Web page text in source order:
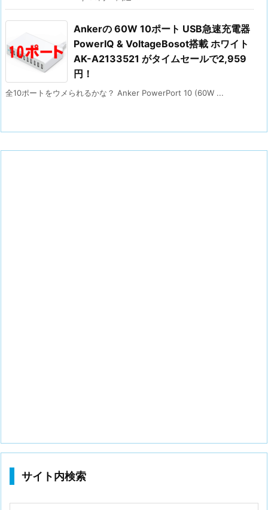
Ankerの 60W 10ポート USB急速充電器
PowerIQ & VoltageBosot搭載 ホワイト
AK-A2133521 がタイムセールで2,959
円！
全10ポートをウメられるかな？ Anker PowerPort 10 (60W ...
サイト内検索